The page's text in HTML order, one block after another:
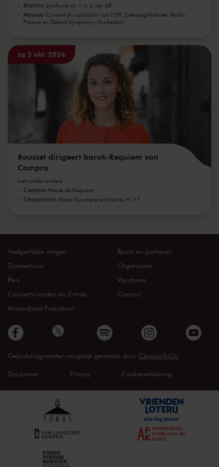
Brahms Symfonie nr. 1 in c, op. 68
Moussa Concert (In opdracht van NTR ZaterdagMatinee, Radio
France en Detroit Symphony Orchestra)
za 3 okt. 2026
Rousset dirigeert barok-Requiem van
Campra
met onder andere
Campra Messe de Requiem
Charpentier Missa Assumpta est Maria, H. 11
Veelgestelde vragen
Zaalverhuur
Pers
Concertvrienden en Entrée
Maandblad Preludium
Route en parkeren
Organisatie
Vacatures
Contact
Geluidsfragmenten mogelijk gemaakt door ClassicsToGo
Disclaimer Privacy Cookieverklaring